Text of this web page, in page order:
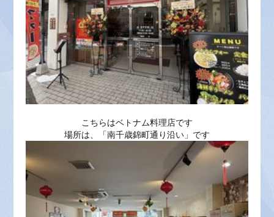
こちらはベトナム料理店です
場所は、「南千歳錦町通り沿い 」です